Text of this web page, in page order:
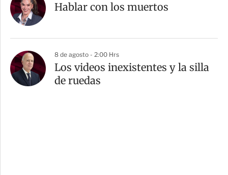
Hablar con los muertos
8 de agosto - 2:00 Hrs
Los videos inexistentes y la silla
de ruedas